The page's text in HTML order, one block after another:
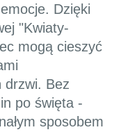
Dzięki
"Kwiaty-
mogą cieszyć
drzwi. Bez
po święta -
sposobem